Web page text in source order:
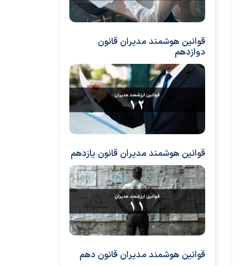
قوانین هوشمند مدیران قانون
دوازدهم
قوانین هوشمند مدیران قانون یازدهم
قوانین هوشمند مدیران قانون دهم